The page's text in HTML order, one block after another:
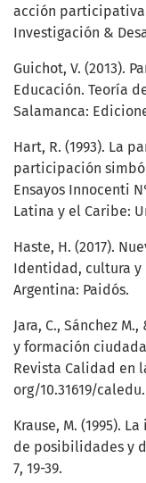
acción
Investigación &
Guichot, V. (2013).
Educación. Teoría
Salamanca:
Hart, R. (1993). La
participación
Ensayos Innocenti
Latina y el Caribe:
Haste, H. (2017).
Identidad, cultura y
Argentina: Paidós.
Jara, C., Sánchez
y formación
Revista Calidad en
org/10.31619/
Krause, M. (1995).
de posibilidades y
7, 19-39.